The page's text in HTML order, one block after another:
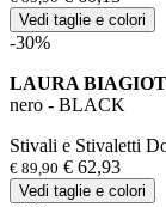
Vedi taglie e colori
-30%
LAURA
nero - BLACK
Stivali e Stivaletti
€ 89,90 € 62,93
Vedi taglie e colori